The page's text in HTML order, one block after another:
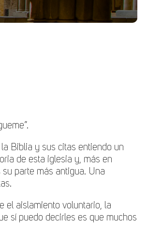
Biblia y sus citas entiendo un
de esta iglesia y, más en
parte más antigua. Una
el aislamiento voluntario, la
sí puedo decirles es que muchos